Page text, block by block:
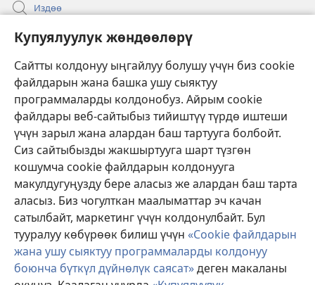
Купуялуулук жөндөөлөрү
Сайтты колдонуу ыңгайлуу болушу үчүн биз cookie
файлдарын жана башка ушу сыяктуу
программаларды колдонобуз. Айрым cookie
файлдары веб-сайтыбыз тийиштүү түрдө иштеши
үчүн зарыл жана алардан баш тартууга болбойт.
Сиз сайтыбызды жакшыртууга шарт түзгөн
кошумча cookie файлдарын колдонууга
макулдугуңузду бере аласыз же алардан баш тарта
аласыз. Биз чогулткан маалыматтар эч качан
сатылбайт, маркетинг үчүн колдонулбайт. Бул
тууралуу көбүрөөк билиш үчүн «Cookie файлдарын
жана ушу сыяктуу программаларды колдонуу
боюнча бүткүл дүйнөлүк саясат»деген макаланы
Издөө
Бийлик өкүлдөрү үчүн маалымат
Тартуулар
(жаңы
терезе
ачат)
ОНЛАЙН КИТЕПКАНА
(жаңы
терезе
ачат) JW Hub
(жаңы
терезе
ачат) JW Library
Watchtower Library